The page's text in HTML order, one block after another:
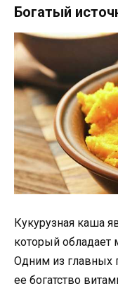
Богатый
Кукурузная каша
который обладает
Одним из главных
ее богатство